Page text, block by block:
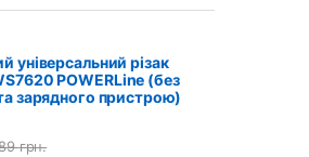
універсальний різак
POWERLine (без
зарядного пристрою)
грн.